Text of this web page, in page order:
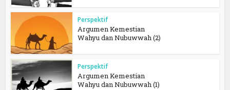
Perspektif
Argumen Kemestian
Wahyu dan Nubuwwah (2)
Perspektif
Argumen Kemestian
Wahyu dan Nubuwwah (1)